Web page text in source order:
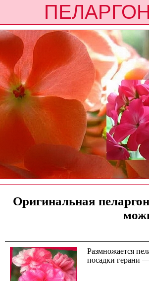
Оригинальная
Размножается
посадки герани